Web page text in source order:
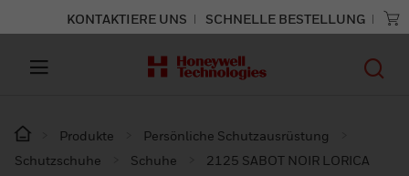
KONTAKTIERE UNS SCHNELLE BESTELLUNG
Produkte
Persönliche Schutzausrüstung
Schutzschuhe
Schuhe 2125 SABOT NOIR LORICA